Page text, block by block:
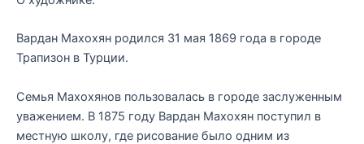
Вардан Махохян родился 31 мая 1869 года в городе
Трапизон в Турции.
Семья Махохянов пользовалась в городе заслуженным
уважением. В 1875 году Вардан Махохян поступил в
местную школу, где рисование было одним из